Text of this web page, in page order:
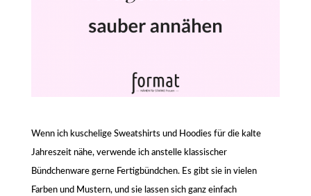
Wenn ich kuschelige Sweatshirts und Hoodies für die kalte
Jahreszeit nähe, verwende ich anstelle klassischer
Bündchenware gerne Fertigbündchen. Es gibt sie in vielen
Farben und Mustern, und sie lassen sich ganz einfach